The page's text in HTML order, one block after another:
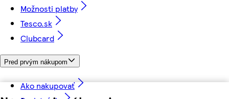
Možnosti platby
Tesco.sk
Clubcard
Pred prvým nákupom
Ako nakupovať